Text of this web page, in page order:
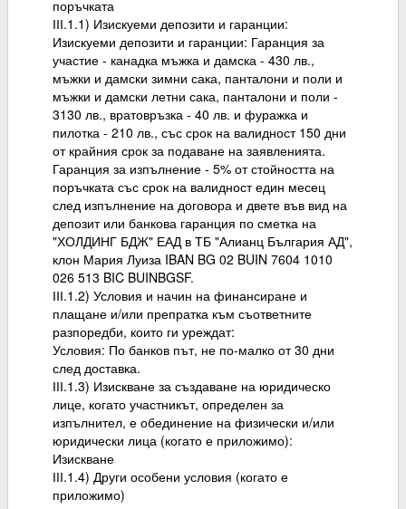
поръчката
ІІІ.1.1) Изискуеми депозити и гаранции:
Изискуеми депозити и гаранции: Гаранция за
участие - канадка мъжка и дамска - 430 лв.,
мъжки и дамски зимни сака, панталони и поли и
мъжки и дамски летни сака, панталони и поли -
3130 лв., вратовръзка - 40 лв. и фуражка и
пилотка - 210 лв., със срок на валидност 150 дни
от крайния срок за подаване на заявленията.
Гаранция за изпълнение - 5% от стойността на
поръчката със срок на валидност един месец
след изпълнение на договора и двете във вид на
депозит или банкова гаранция по сметка на
"ХОЛДИНГ БДЖ" ЕАД в ТБ "Алианц България АД",
клон Мария Луиза IBAN BG 02 BUIN 7604 1010
026 513 BIC BUINBGSF.
ІІІ.1.2) Условия и начин на финансиране и
плащане и/или препратка към съответните
разпоредби, които ги уреждат:
Условия: По банков път, не по-малко от 30 дни
след доставка.
ІІІ.1.3) Изискване за създаване на юридическо
лице, когато участникът, определен за
изпълнител, е обединение на физически и/или
юридически лица (когато е приложимо):
Изискване
ІІІ.1.4) Други особени условия (когато е
приложимо)